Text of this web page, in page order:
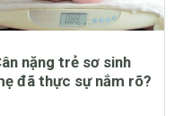
nặng trẻ sơ sinh
đã thực sự nắm rõ?